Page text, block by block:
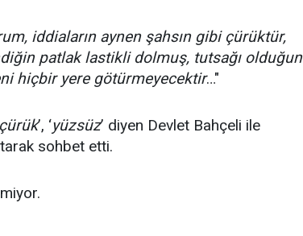
iddiaların aynen şahsın gibi çürüktür,
patlak lastikli dolmuş, tutsağı olduğun
hiçbir yere götürmeyecektir…"
çürük’, ‘yüzsüz’ diyen Devlet Bahçeli ile
sohbet etti.